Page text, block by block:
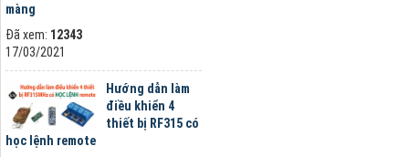
màng
Đã xem: 12343
17/03/2021
Hướng dẫn làm
điều khiển 4
thiết bị RF315 có
học lệnh remote